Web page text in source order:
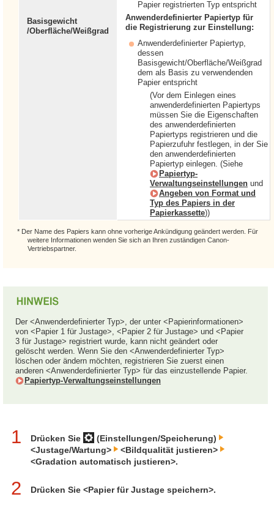
Basisgewicht
/Oberfläche/Weißgrad
Papier registrierten Typ entspricht
Anwenderdefinierter Papiertyp für
die Registrierung zur Einstellung:
Anwenderdefinierter Papiertyp,
dessen
Basisgewicht/Oberfläche/Weißgrad
dem als Basis zu verwendenden
Papier entspricht
(Vor dem Einlegen eines
anwenderdefinierten Papiertyps
müssen Sie die Eigenschaften
des anwenderdefinierten
Papiertyps registrieren und die
Papierzufuhr festlegen, in der Sie
den anwenderdefinierten
Papiertyp einlegen. (Siehe
Papiertyp-
Verwaltungseinstellungen und
Angeben von Format und
Typ des Papiers in der
Papierkassette))
* Der Name des Papiers kann ohne vorherige Ankündigung geändert werden. Für
weitere Informationen wenden Sie sich an Ihren zuständigen Canon-
Vertriebspartner.
Der <Anwenderdefinierter Typ>, der unter <Papierinformationen>
von <Papier 1 für Justage>, <Papier 2 für Justage> und <Papier
3 für Justage> registriert wurde, kann nicht geändert oder
gelöscht werden. Wenn Sie den <Anwenderdefinierter Typ>
löschen oder ändern möchten, registrieren Sie zuerst einen
anderen <Anwenderdefinierter Typ> für das einzustellende Papier.
Papiertyp-Verwaltungseinstellungen
1 Drücken Sie
(Einstellungen/Speicherung)
<Justage/Wartung>
<Bildqualität justieren>
<Gradation automatisch justieren>.
2 Drücken Sie <Papier für Justage speichern>.